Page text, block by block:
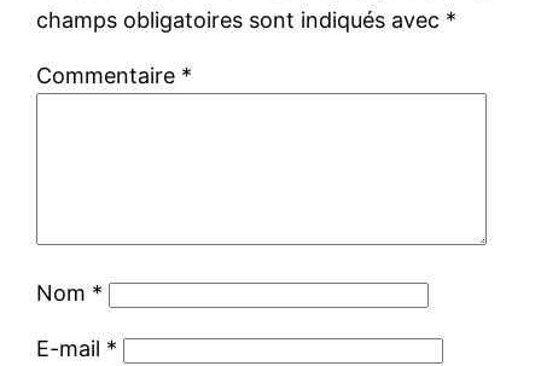
champs obligatoires sont indiqués avec *
Commentaire *
Nom *
E-mail *